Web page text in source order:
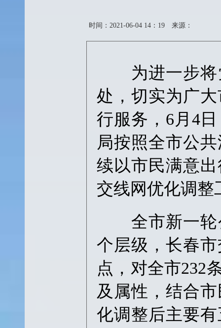
时间：2021-06-04 14：19 来源：
为进一步将党
处，切实为广
行服务，6月4
局按照全市公
续以市民满意
交线网优化调整
全市新一轮公
个层级，长春
点，对全市232
及属性，结合
化调整后主要